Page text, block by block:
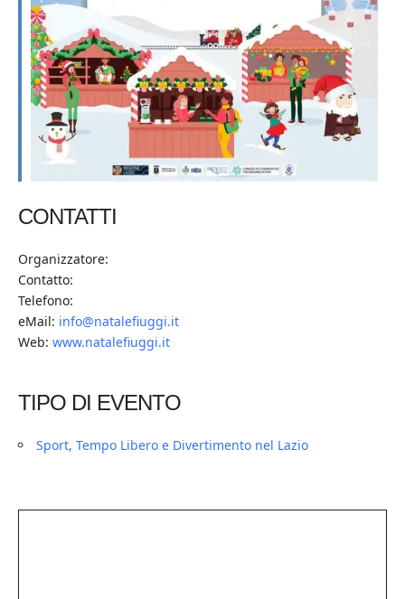
CONTATTI
Organizzatore:
Contatto:
Telefono:
eMail: info@natalefiuggi.it
Web: www.natalefiuggi.it
TIPO DI EVENTO
Sport, Tempo Libero e Divertimento nel Lazio